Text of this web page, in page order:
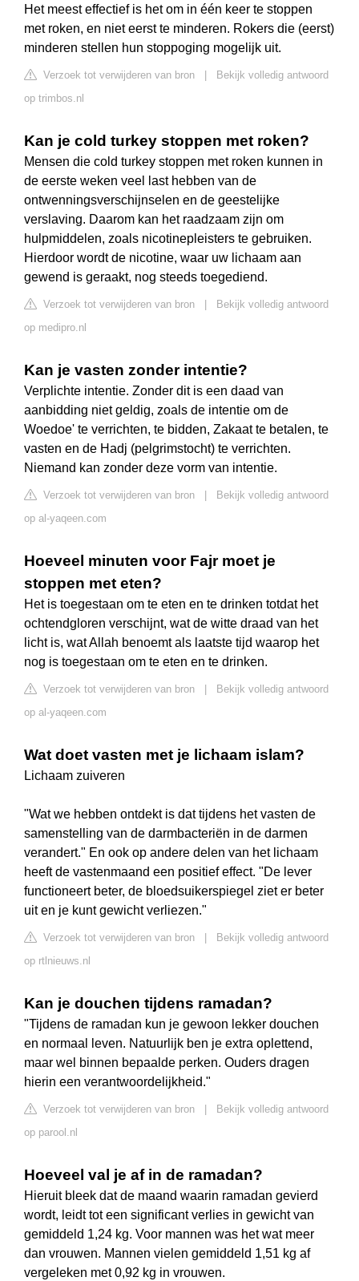
Het meest effectief is het om in één keer te stoppen
met roken, en niet eerst te minderen. Rokers die (eerst)
minderen stellen hun stoppoging mogelijk uit.
Verzoek tot verwijderen van bron
Bekijk volledig antwoord
op trimbos.nl
Kan je cold turkey stoppen met roken?
Mensen die cold turkey stoppen met roken kunnen in
de eerste weken veel last hebben van de
ontwenningsverschijnselen en de geestelijke
verslaving. Daarom kan het raadzaam zijn om
hulpmiddelen, zoals nicotinepleisters te gebruiken.
Hierdoor wordt de nicotine, waar uw lichaam aan
gewend is geraakt, nog steeds toegediend.
Verzoek tot verwijderen van bron
Bekijk volledig antwoord
op medipro.nl
Kan je vasten zonder intentie?
Verplichte intentie. Zonder dit is een daad van
aanbidding niet geldig, zoals de intentie om de
Woedoe' te verrichten, te bidden, Zakaat te betalen, te
vasten en de Hadj (pelgrimstocht) te verrichten.
Niemand kan zonder deze vorm van intentie.
Verzoek tot verwijderen van bron
Bekijk volledig antwoord
op al-yaqeen.com
Hoeveel minuten voor Fajr moet je
stoppen met eten?
Het is toegestaan om te eten en te drinken totdat het
ochtendgloren verschijnt, wat de witte draad van het
licht is, wat Allah benoemt als laatste tijd waarop het
nog is toegestaan om te eten en te drinken.
Verzoek tot verwijderen van bron
Bekijk volledig antwoord
op al-yaqeen.com
Wat doet vasten met je lichaam islam?
Lichaam zuiveren
"Wat we hebben ontdekt is dat tijdens het vasten de
samenstelling van de darmbacteriën in de darmen
verandert." En ook op andere delen van het lichaam
heeft de vastenmaand een positief effect. "De lever
functioneert beter, de bloedsuikerspiegel ziet er beter
uit en je kunt gewicht verliezen."
Verzoek tot verwijderen van bron
Bekijk volledig antwoord
op rtlnieuws.nl
Kan je douchen tijdens ramadan?
"Tijdens de ramadan kun je gewoon lekker douchen
en normaal leven. Natuurlijk ben je extra oplettend,
maar wel binnen bepaalde perken. Ouders dragen
hierin een verantwoordelijkheid."
Verzoek tot verwijderen van bron
Bekijk volledig antwoord
op parool.nl
Hoeveel val je af in de ramadan?
Hieruit bleek dat de maand waarin ramadan gevierd
wordt, leidt tot een significant verlies in gewicht van
gemiddeld 1,24 kg. Voor mannen was het wat meer
dan vrouwen. Mannen vielen gemiddeld 1,51 kg af
vergeleken met 0,92 kg in vrouwen.